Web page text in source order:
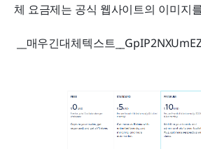
체 요금제는 공식 웹사이트의 이미지
__매우긴대체텍스트